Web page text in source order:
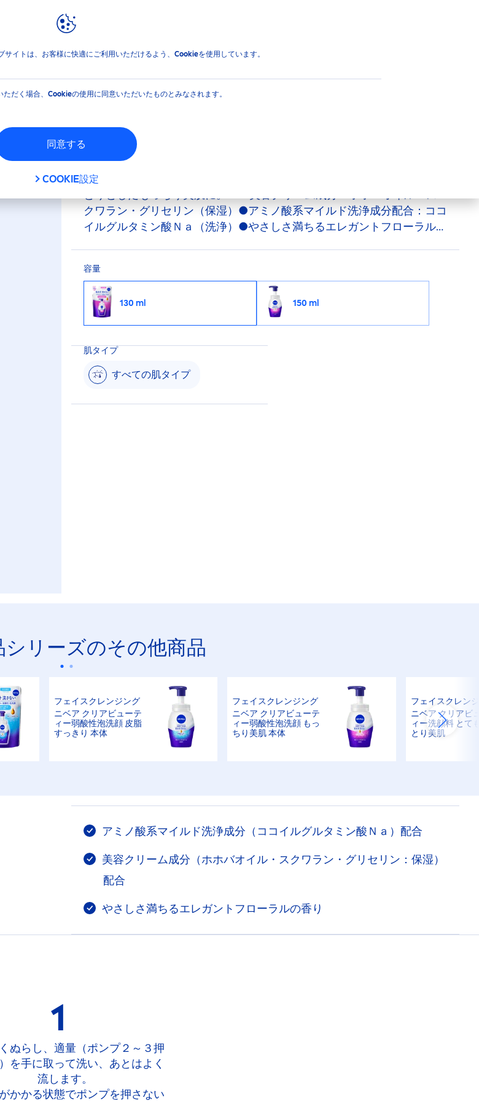
サイトは、お客様に快適にご利用いただけるよう、Cookieを使用しています。
だく場合、Cookieの使用に同意いただいたものとみなされます。
同意する
COOKIE設定
リアビューティー弱酸性泡洗顔 もっちり美肌 つめかえ用
ー弱酸性泡洗顔 もっちり美肌
肌水分流さずもっちり美肌に洗い上げる弱酸性泡洗顔料。美容クリーム
成分配合＊。きめ細かいクリーム泡で、さっぱり洗い上げるのに、しっ
クワラン・グリセリン（保湿）●アミノ酸系マイルド洗浄成分配合：ココ
イルグルタミン酸Ｎａ（洗浄）●やさしさ満ちるエレガントフローラルの
容量
130 ml 150 ml
肌タイプ
すべての肌タイプ
シリーズのその他商品
フェイスクレンジング
ニベア クリアビューテ
ィー弱酸性泡洗顔 皮脂
すっきり 本体
フェイスクレンジング
ニベア クリアビューテ
ィー弱酸性泡洗顔 もっ
ちり美肌 本体
フェイスクレン
ニベア クリアビ
ィー洗顔料 とて
とり美肌
アミノ酸系マイルド洗浄成分（ココイルグルタミン酸Ｎａ）配合
美容クリーム成分（ホホバオイル・スクワラン・グリセリン：保湿）
配合
やさしさ満ちるエレガントフローラルの香り
1
ぬらし、適量（ポンプ２～３押
を手に取って洗い、あとはよく
流します。
かかる状態でポンプを押さない